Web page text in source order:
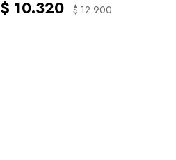
$ 10.320 $ 12.900